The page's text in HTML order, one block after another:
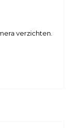
verzichten.